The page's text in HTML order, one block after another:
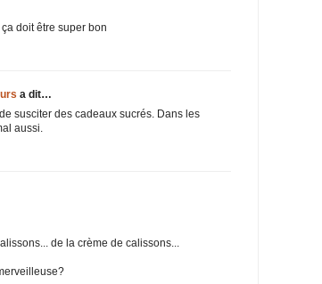
doit être super bon
a dit…
susciter des cadeaux sucrés. Dans les
aussi.
de la crème de calissons...